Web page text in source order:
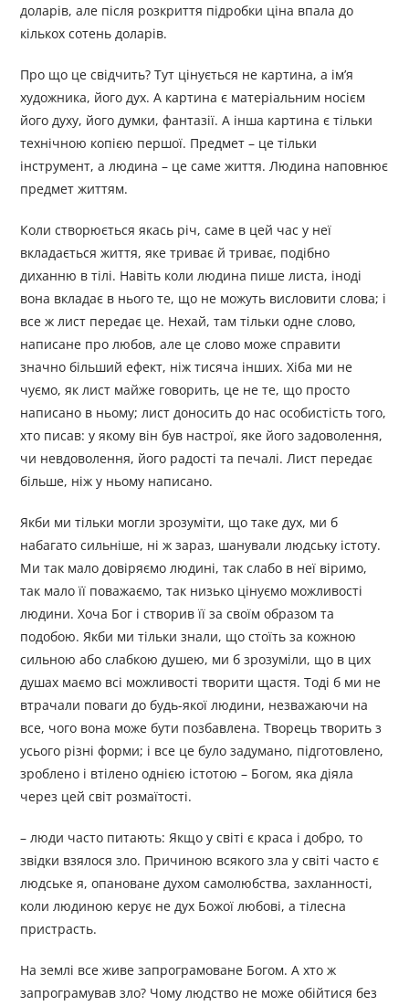
доларів, але після розкриття підробки ціна впала до
кількох сотень доларів.
Про що це свідчить? Тут цінується не картина, а ім’я
художника, його дух. А картина є матеріальним носієм
його духу, його думки, фантазії. А інша картина є тільки
технічною копією першої. Предмет – це тільки
інструмент, а людина – це саме життя. Людина наповнює
предмет життям.
Коли створюється якась річ, саме в цей час у неї
вкладається життя, яке триває й триває, подібно
диханню в тілі. Навіть коли людина пише листа, іноді
вона вкладає в нього те, що не можуть висловити слова; і
все ж лист передає це. Нехай, там тільки одне слово,
написане про любов, але це слово може справити
значно більший ефект, ніж тисяча інших. Хіба ми не
чуємо, як лист майже говорить, це не те, що просто
написано в ньому; лист доносить до нас особистість того,
хто писав: у якому він був настрої, яке його задоволення,
чи невдоволення, його радості та печалі. Лист передає
більше, ніж у ньому написано.
Якби ми тільки могли зрозуміти, що таке дух, ми б
набагато сильніше, ні ж зараз, шанували людську істоту.
Ми так мало довіряємо людині, так слабо в неї віримо,
так мало її поважаємо, так низько цінуємо можливості
людини. Хоча Бог і створив її за своїм образом та
подобою. Якби ми тільки знали, що стоїть за кожною
сильною або слабкою душею, ми б зрозуміли, що в цих
душах маємо всі можливості творити щастя. Тоді б ми не
втрачали поваги до будь-якої людини, незважаючи на
все, чого вона може бути позбавлена. Творець творить з
усього різні форми; і все це було задумано, підготовлено,
зроблено і втілено однією істотою – Богом, яка діяла
через цей світ розмаїтості.
– люди часто питають: Якщо у світі є краса і добро, то
звідки взялося зло. Причиною всякого зла у світі часто є
людське я, опановане духом самолюбства, захланності,
коли людиною керує не дух Божої любові, а тілесна
пристрасть.
На землі все живе запрограмоване Богом. А хто ж
запрограмував зло? Чому людство не може обійтися без